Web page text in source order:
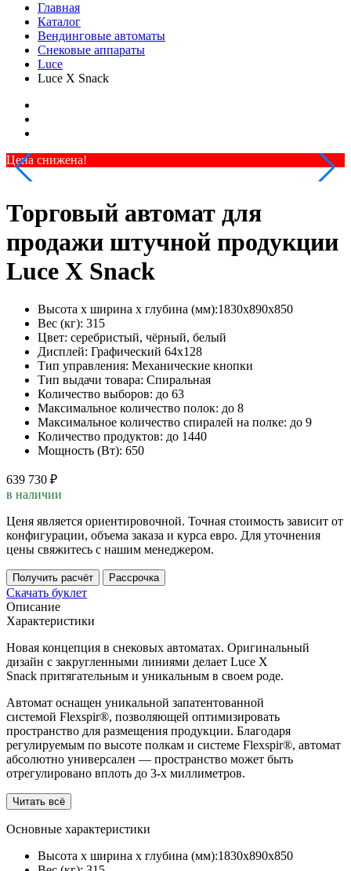
Главная
Каталог
Вендинговые автоматы
Снековые аппараты
Luce
Luce X Snack
Цена снижена!
Торговый автомат для
продажи штучной продукции
Luce X Snack
Высота х ширина х глубина (мм):1830х890х850
Вес (кг): 315
Цвет: серебристый, чёрный, белый
Дисплей: Графический 64х128
Тип управления: Механические кнопки
Тип выдачи товара: Спиральная
Количество выборов: до 63
Максимальное количество полок: до 8
Максимальное количество спиралей на полке: до 9
Количество продуктов: до 1440
Мощность (Вт): 650
639 730 ₽
в наличии
Ценя является ориентировочной. Точная стоимость зависит от
конфигурации, объема заказа и курса евро. Для уточнения
цены свяжитесь с нашим менеджером.
Получить расчёт Рассрочка
Скачать буклет
Описание
Характеристики
Новая концепция в снековых автоматах. Оригинальный
дизайн с закругленными линиями делает Luce X
Snack притягательным и уникальным в своем роде.
Автомат оснащен уникальной запатентованной
системой Flexspir®, позволяющей оптимизировать
пространство для размещения продукции. Благодаря
регулируемым по высоте полкам и системе Flexspir®, автомат
абсолютно универсален — пространство может быть
отрегулировано вплоть до 3-х миллиметров.
Читать всё
Основные характеристики
Высота х ширина х глубина (мм):1830х890х850